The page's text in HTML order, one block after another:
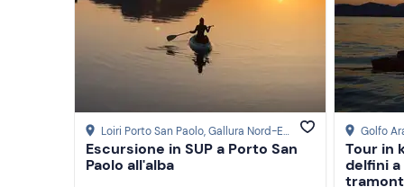
Loiri Porto San Paolo, Gallura Nord-Est Sardegna
Escursione in SUP a Porto San
Paolo all'alba
Golfo
Tour in
delfini a